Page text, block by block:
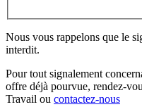
Nous vous rappelons que le
interdit.
Pour tout signalement
offre déjà pourvue, rendez-
Travail ou contactez-nous